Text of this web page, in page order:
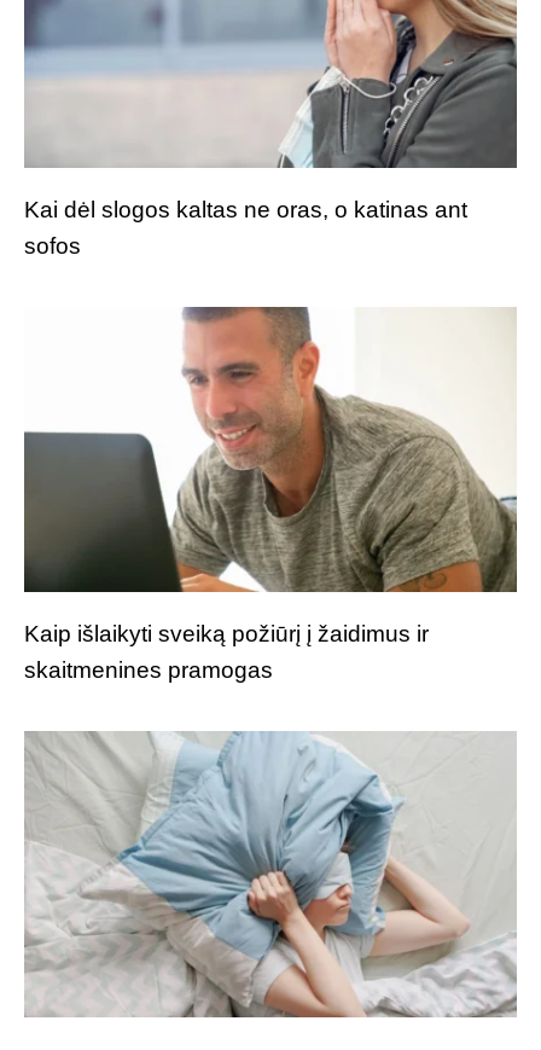
Kai dėl slogos kaltas ne oras, o katinas ant
sofos
Kaip išlaikyti sveiką požiūrį į žaidimus ir
skaitmenines pramogas